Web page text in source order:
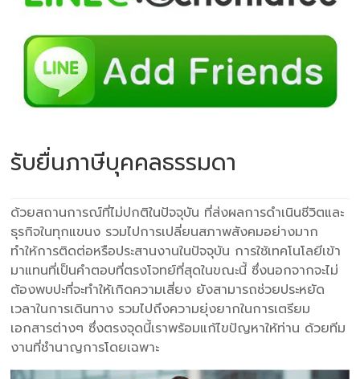
รับยื่นภาษีบุคคลธรรมดา
ด้วยสถานการณ์ที่ไม่ปกติในปัจจุบัน ที่ส่งผลการดำเนินชีวิตและ
ธุรกิจในทุกแขนง รวมไปการเปลี่ยนสภาพสังคมอย่างมาก
ทำให้การติดต่อหรือประสานงานในปัจจุบัน การใช้เทคโนโลยีเข้า
มาแทนที่เป็นคำตอบที่ตรงโจทย์ที่สุดในขณะนี้ ซึ่งนอกจากจะไม่
ต้องพบปะที่จะทำให้เกิดความเสี่ยง ยังสามารถช่วยประหยัด
เวลาในการเดินทาง รวมไปถึงความยุ่งยากในการเตรียม
เอกสารต่างๆ ซึ่งตรงจุดนี้เราพร้อมแก้ไขปัญหาให้ท่าน ด้วยทีม
งานที่ชำนาญการโดยเฉพาะ